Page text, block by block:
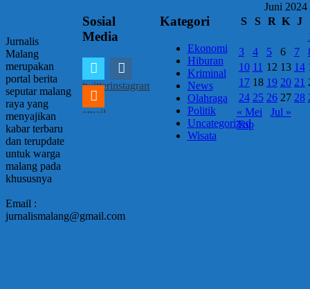
Jurnalis
Malang
merupakan
portal berita
seputar malang
raya yang
menyajikan
kabar terbaru
dan terupdate
untuk warga
malang pada
khususnya
Email :
jurnalismalang@gmail.com
Sosial
Media
twitterinstagram
email
Kategori
Ekonomi
Hiburan
Kriminal
News
Olahraga
Politik
Uncategorized
Wisata
Juni 2024
S
S R K
J
3
4 5 6 7
10 11 12 13 14
17 18 19 20 21
24 25 26 27 28
« Mei
Jul »
Top